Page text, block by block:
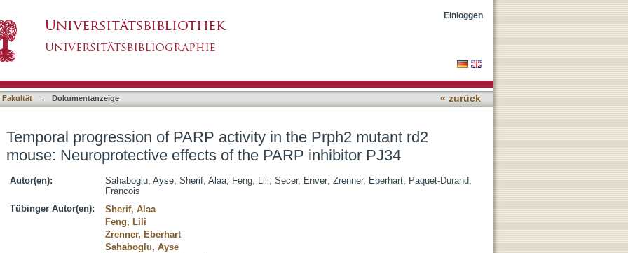
activity in the Prph2 mutant rd2 mouse: Neuroprotective effects of
Einloggen
Fakultät → Dokumentanzeige « zurück
Temporal progression of PARP activity in the Prph2 mutant rd2
mouse: Neuroprotective effects of the PARP inhibitor PJ34
Autor(en): Sahaboglu, Ayse; Sherif, Alaa; Feng, Lili; Secer, Enver; Zrenner, Eberhart; Paquet-Durand,
Francois
Tübinger Autor(en):
Sherif, Alaa
Feng, Lili
Zrenner, Eberhart
Sahaboglu, Ayse